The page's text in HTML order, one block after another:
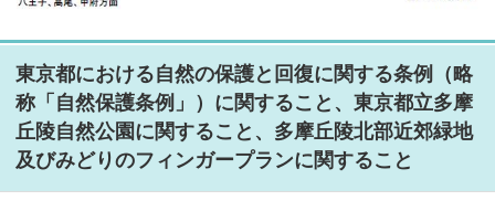
東京都における自然の保護と回復に関する条例（略
称「自然保護条例」）に関すること、東京都立多摩
丘陵自然公園に関すること、多摩丘陵北部近郊緑地
及びみどりのフィンガープランに関すること